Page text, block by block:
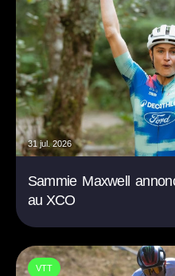
31 jul. 2026
Sammie Maxwell
au XCO
VTT